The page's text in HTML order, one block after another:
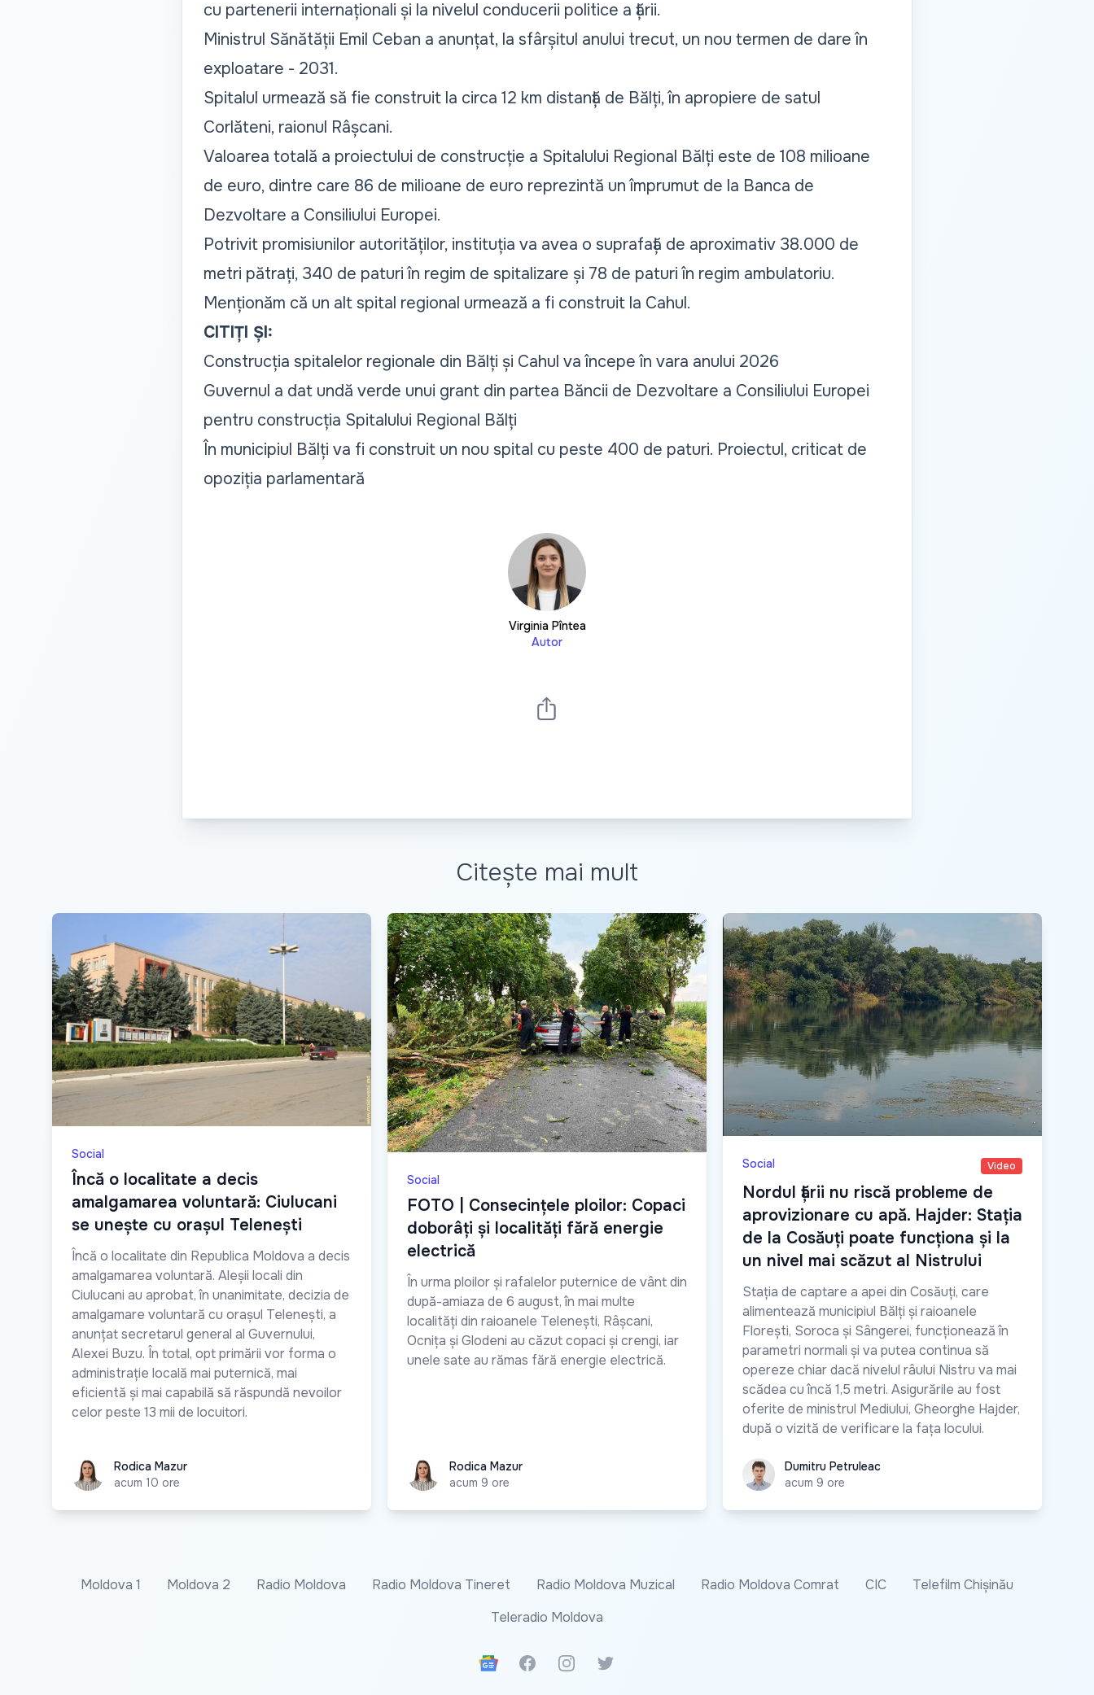
cu partenerii internaționali și la nivelul conducerii politice a țării.
Ministrul Sănătății Emil Ceban a anunțat, la sfârșitul anului trecut, un nou termen de dare în
exploatare - 2031.
Spitalul urmează să fie construit la circa 12 km distanță de Bălți, în apropiere de satul
Corlăteni, raionul Râșcani.
Valoarea totală a proiectului de construcție a Spitalului Regional Bălți este de 108 milioane
de euro, dintre care 86 de milioane de euro reprezintă un împrumut de la Banca de
Dezvoltare a Consiliului Europei.
Potrivit promisiunilor autorităților, instituția va avea o suprafață de aproximativ 38.000 de
metri pătrați, 340 de paturi în regim de spitalizare și 78 de paturi în regim ambulatoriu.
Menționăm că un alt spital regional urmează a fi construit la Cahul.
CITIȚI ȘI:
Construcția spitalelor regionale din Bălți și Cahul va începe în vara anului 2026
Guvernul a dat undă verde unui grant din partea Băncii de Dezvoltare a Consiliului Europei
pentru construcția Spitalului Regional Bălți
În municipiul Bălți va fi construit un nou spital cu peste 400 de paturi. Proiectul, criticat de
opoziția parlamentară
Virginia Pîntea
Autor
Citește mai mult
Social
Încă o localitate a decis
amalgamarea voluntară: Ciulucani
se unește cu orașul Telenești
Încă o localitate din Republica Moldova a decis
amalgamarea voluntară. Aleșii locali din
Ciulucani au aprobat, în unanimitate, decizia de
amalgamare voluntară cu orașul Telenești, a
anunțat secretarul general al Guvernului,
Alexei Buzu. În total, opt primării vor forma o
administrație locală mai puternică, mai
eficientă și mai capabilă să răspundă nevoilor
celor peste 13 mii de locuitori.
Rodica MazurRodica Mazur
acum 10 ore
Social
FOTO | Consecințele ploilor: Copaci
doborâți și localități fără energie
electrică
În urma ploilor și rafalelor puternice de vânt din
după-amiaza de 6 august, în mai multe
localități din raioanele Telenești, Râșcani,
Ocnița și Glodeni au căzut copaci și crengi, iar
unele sate au rămas fără energie electrică.
Rodica MazurRodica Mazur
acum 9 ore
Social Video
Nordul țării nu riscă probleme de
aprovizionare cu apă. Hajder: Stația
de la Cosăuți poate funcționa și la
un nivel mai scăzut al Nistrului
Stația de captare a apei din Cosăuți, care
alimentează municipiul Bălți și raioanele
Florești, Soroca și Sângerei, funcționează în
parametri normali și va putea continua să
opereze chiar dacă nivelul râului Nistru va mai
scădea cu încă 1,5 metri. Asigurările au fost
oferite de ministrul Mediului, Gheorghe Hajder,
după o vizită de verificare la fața locului.
Dumitru Petruleac
Dumitru Petruleac
acum 9 ore
Moldova 1 Moldova 2 Radio Moldova Radio Moldova Tineret Radio Moldova Muzical Radio Moldova Comrat CIC
Telefilm Chișinău
Teleradio Moldova
Google News
FacebookInstagramTwitter